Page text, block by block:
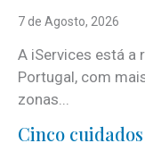
7 de Agosto, 2026
A iServices está a
Portugal, com
zonas...
Cinco